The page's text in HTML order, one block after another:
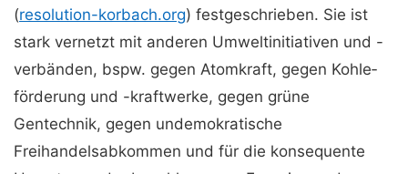
(resolution-korbach.org) fest­geschrieben. Sie ist
stark vernetzt mit anderen Umweltinitia­tiven und -
verbänden, bspw. gegen Atomkraft, gegen Kohle­
förderung und -kraftwerke, gegen grüne
Gentechnik, gegen undemokratische
Freihandelsabkommen und für die konsequente